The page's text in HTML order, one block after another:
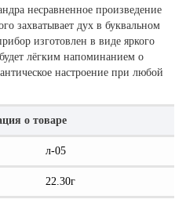
несравненное произведение
захватывает дух в буквальном
изготовлен в виде яркого
лёгким напоминанием о
настроение при любой
о товаре
л-05
22.30г